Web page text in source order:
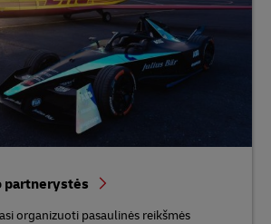
partnerystės
organizuoti pasaulinės reikšmės